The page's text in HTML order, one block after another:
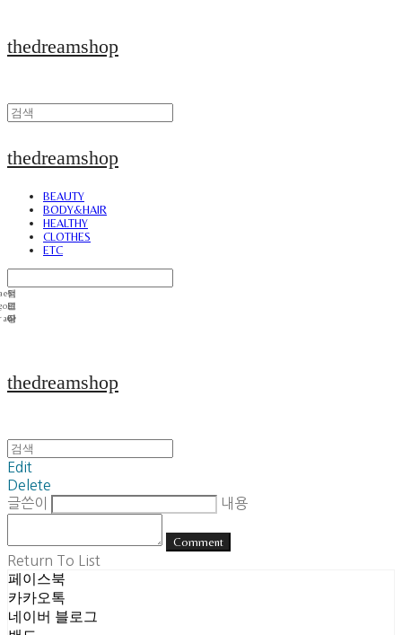
thedreamshop
thedreamshop
BEAUTY
BODY&HAIR
HEALTHY
CLOTHES
ETC
thedreamshop
Edit
Delete
글쓴이
내용
Comment
Return To List
페이스북
카카오톡
네이버 블로그